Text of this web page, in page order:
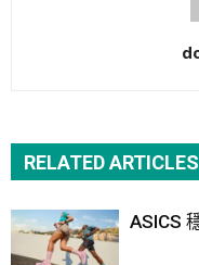
RELATED ARTICLES
ASICS